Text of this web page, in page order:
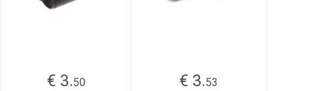
€ 3.50
€ 3.53